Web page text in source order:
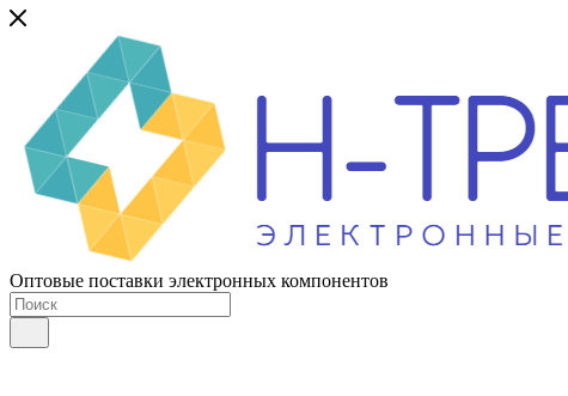
Оптовые поставки электронных компонентов